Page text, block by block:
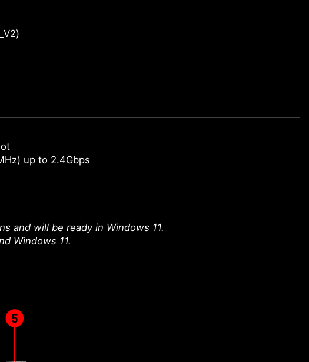
up to 2.4Gbps
and will be ready in Windows 11.
Windows 11.